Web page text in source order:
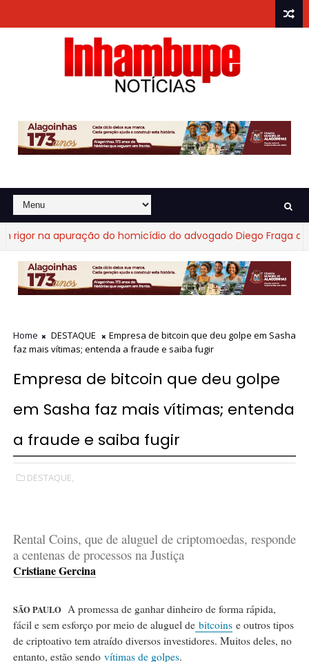
apuração do homicídio do advogado Diego Fraga de Castro
Home DESTAQUE
Empresa de bitcoin que deu golpe em Sasha
faz mais vítimas; entenda a fraude e saiba fugir
Empresa de bitcoin que deu golpe
em Sasha faz mais vítimas; entenda
a fraude e saiba fugir
DESTAQUE,
Rental Coins, que de aluguel de criptomoedas, responde
a centenas de processos na Justiça
Cristiane Gercina
SÃO PAULO ​A promessa de ganhar dinheiro de forma rápida,
fácil e sem esforço por meio de aluguel de bitcoinse outros tipos
de criptoativo tem atraído diversos investidores. Muitos deles, no
entanto, estão sendo vítimas de golpes.